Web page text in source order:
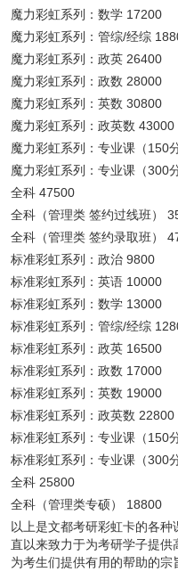
魔力彩虹系列：数学 17200
魔力彩虹系列：管综/经综
魔力彩虹系列：政英 26400
魔力彩虹系列：政数 28000
魔力彩虹系列：英数 30800
魔力彩虹系列：政英数 43000
魔力彩虹系列：专业课（150
魔力彩虹系列：专业课（300
全科 47500
全科（管理类 签约过线班）
全科（管理类 签约录取班）
标准彩虹系列：政治 9800
标准彩虹系列：英语 10000
标准彩虹系列：数学 13000
标准彩虹系列：管综/经综
标准彩虹系列：政英 16500
标准彩虹系列：政数 17000
标准彩虹系列：英数 19000
标准彩虹系列：政英数 22800
标准彩虹系列：专业课（150
标准彩虹系列：专业课（300
全科 25800
全科（管理类专硕） 18800
以上是文都考研彩虹卡的各
直以来致力于为考研学子提
为考生们提供有用的帮助的